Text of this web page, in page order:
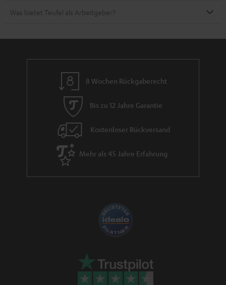
Was bietet Teufel als Arbeitgeber?
8 Wochen Rückgaberecht
Bis zu 12 Jahre Garantie
Kostenloser Rückversand
Mehr als 45 Jahre Erfahrung